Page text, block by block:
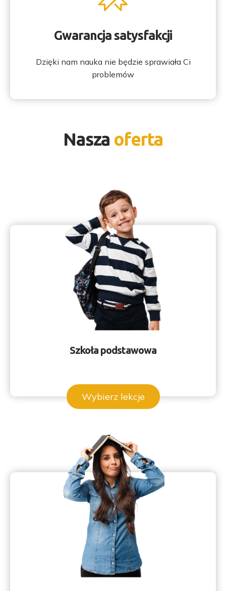
Gwarancja satysfakcji
Dzięki nam nauka nie będzie sprawiała Ci
problemów
Nasza oferta
Szkoła podstawowa
Wybierz lekcje